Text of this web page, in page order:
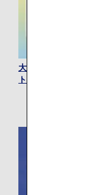
大阪メトロ全線が26時
トクなチケットです。